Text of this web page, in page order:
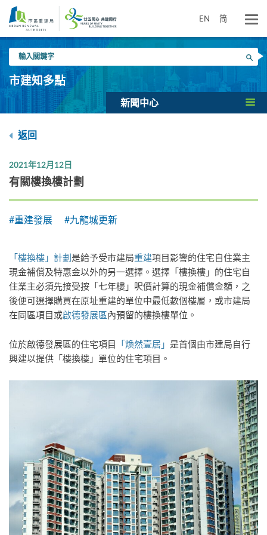
要
EN 简
入
關
鍵
搜尋
市建知多點
新聞中心
返回
2021年12月12日
有關樓換樓計劃
#重建發展 #九龍城更新
「樓換樓」計劃是給予受市建局重建項目影響的住宅自住業主
現金補償及特惠金以外的另一選擇。選擇「樓換樓」的住宅自
住業主必須先接受按「七年樓」呎價計算的現金補償金額，之
後便可選擇購買在原址重建的單位中最低數個樓層，或市建局
在同區項目或啟德發展區內預留的樓換樓單位。
位於啟德發展區的住宅項目 「煥然壹居」 是首個由市建局自行
興建以提供「樓換樓」單位的住宅項目。